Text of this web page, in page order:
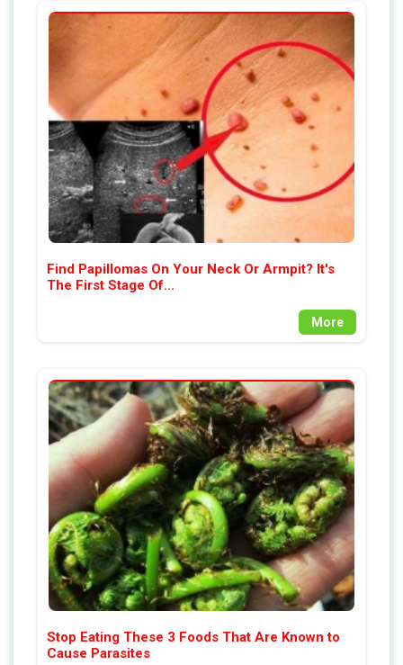
Find Papillomas On Your Neck Or Armpit? It's
The First Stage Of...
More
Stop Eating These 3 Foods That Are Known to
Cause Parasites